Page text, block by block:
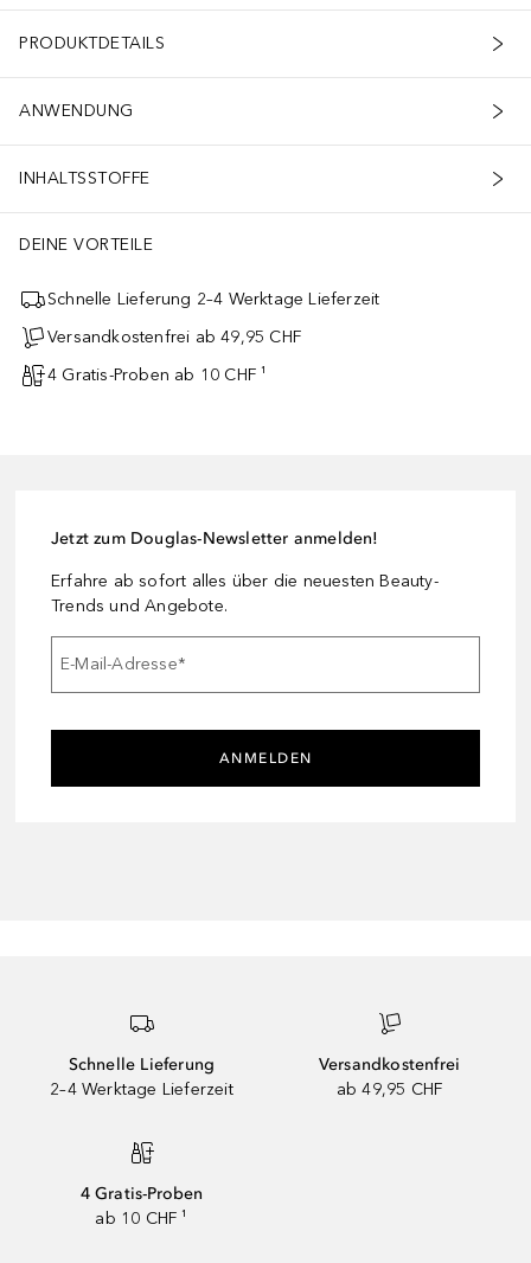
PRODUKTDETAILS
ANWENDUNG
INHALTSSTOFFE
DEINE VORTEILE
Schnelle Lieferung 2–4 Werktage Lieferzeit
Versandkostenfrei ab 49,95 CHF
4 Gratis-Proben ab 10 CHF ¹
Jetzt zum Douglas-Newsletter anmelden!
Erfahre ab sofort alles über die neuesten Beauty-
Trends und Angebote.
E-Mail-Adresse*
ANMELDEN
Schnelle Lieferung
2–4 Werktage Lieferzeit
Versandkostenfrei
ab 49,95 CHF
4 Gratis-Proben
ab 10 CHF ¹